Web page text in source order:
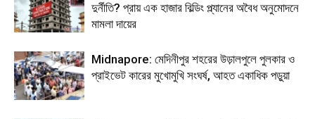
দুর্নীতি? প্রায় এক হাজার বিল্ডিং প্ল্যানের অবৈধ অনুমোদনে
মামলা দায়ের
Midnapore: মেদিনীপুর শহরের উড়ালপুলে পুলকার ও
প্রাইভেট কারের মুখোমুখি সংঘর্ষ, আহত একাধিক পড়ুয়া